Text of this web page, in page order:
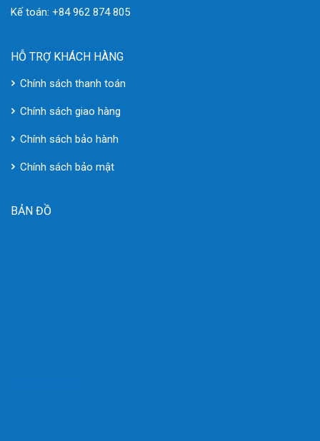
Kế toán: +84 962 874 805
HỖ TRỢ KHÁCH HÀNG
Chính sách thanh toán
Chính sách giao hàng
Chính sách bảo hành
Chính sách bảo mật
BẢN ĐỒ